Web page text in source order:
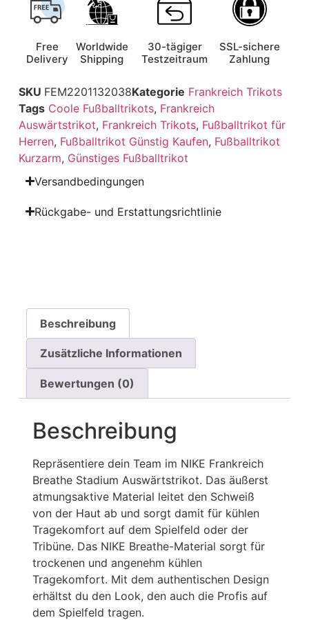
Free
Delivery
Worldwide
Shipping
30-tägiger
Testzeitraum
SSL-sichere
Zahlung
SKU FEM2201132038Kategorie Frankreich Trikots
Tags Coole Fußballtrikots, Frankreich
Auswärtstrikot, Frankreich Trikots, Fußballtrikot für
Herren, Fußballtrikot Günstig Kaufen, Fußballtrikot
Kurzarm, Günstiges Fußballtrikot
Versandbedingungen
Rückgabe- und Erstattungsrichtlinie
Beschreibung
Zusätzliche Informationen
Bewertungen (0)
Beschreibung
Repräsentiere dein Team im NIKE Frankreich
Breathe Stadium Auswärtstrikot. Das äußerst
atmungsaktive Material leitet den Schweiß
von der Haut ab und sorgt damit für kühlen
Tragekomfort auf dem Spielfeld oder der
Tribüne. Das NIKE Breathe-Material sorgt für
trockenen und angenehm kühlen
Tragekomfort. Mit dem authentischen Design
erhältst du den Look, den auch die Profis auf
dem Spielfeld tragen.